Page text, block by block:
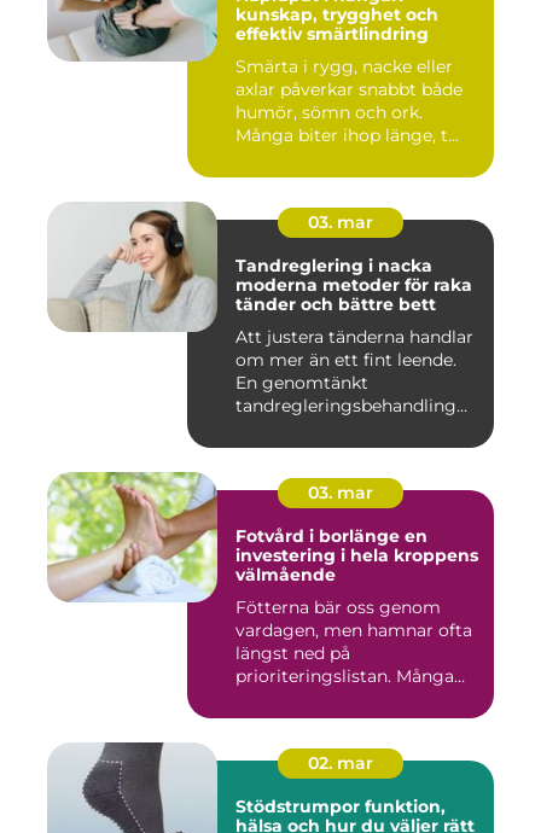
kunskap, trygghet och
effektiv smärtlindring
Smärta i rygg, nacke eller
axlar påverkar snabbt både
humör, sömn och ork.
Många biter ihop länge, t...
03. mar
Tandreglering i nacka
moderna metoder för raka
tänder och bättre bett
Att justera tänderna handlar
om mer än ett fint leende.
En genomtänkt
tandregleringsbehandling
03. mar
Fotvård i borlänge en
investering i hela kroppens
välmående
Fötterna bär oss genom
vardagen, men hamnar ofta
längst ned på
prioriteringslistan. Många
02. mar
Stödstrumpor funktion,
hälsa och hur du väljer rätt